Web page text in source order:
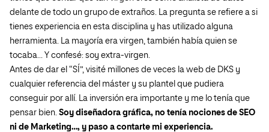
delante de todo un grupo de extraños. La pregunta se refiere a si
tienes experiencia en esta disciplina y has utilizado alguna
herramienta. La mayoría era virgen, también había quien se
tocaba… Y confesé: soy extra-virgen.
Antes de dar el “SÍ”, visité millones de veces la web de DKS y
cualquier referencia del máster y su plantel que pudiera
conseguir por allí. La inversión era importante y me lo tenía que
pensar bien. Soy diseñadora gráfica, no tenía nociones de SEO
ni de Marketing…, y paso a contarte mi experiencia.